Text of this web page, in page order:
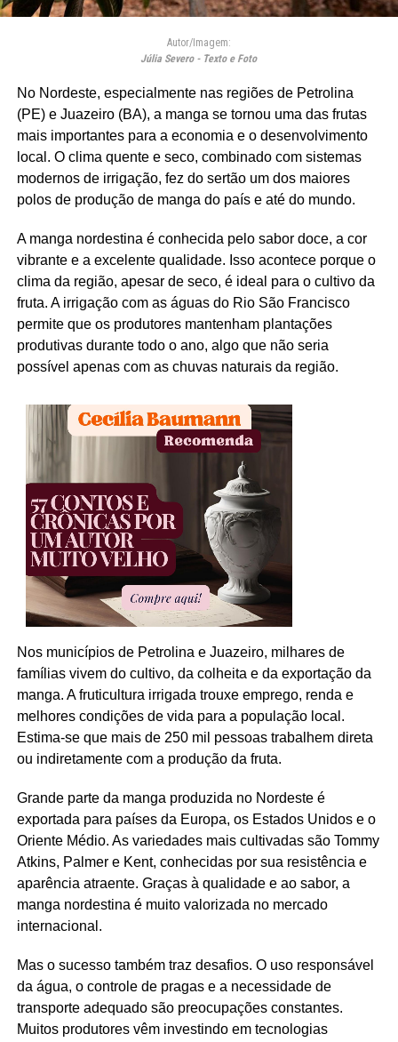
Autor/Imagem:
Júlia Severo - Texto e Foto
No Nordeste, especialmente nas regiões de Petrolina
(PE) e Juazeiro (BA), a manga se tornou uma das frutas
mais importantes para a economia e o desenvolvimento
local. O clima quente e seco, combinado com sistemas
modernos de irrigação, fez do sertão um dos maiores
polos de produção de manga do país e até do mundo.
A manga nordestina é conhecida pelo sabor doce, a cor
vibrante e a excelente qualidade. Isso acontece porque o
clima da região, apesar de seco, é ideal para o cultivo da
fruta. A irrigação com as águas do Rio São Francisco
permite que os produtores mantenham plantações
produtivas durante todo o ano, algo que não seria
possível apenas com as chuvas naturais da região.
Nos municípios de Petrolina e Juazeiro, milhares de
famílias vivem do cultivo, da colheita e da exportação da
manga. A fruticultura irrigada trouxe emprego, renda e
melhores condições de vida para a população local.
Estima-se que mais de 250 mil pessoas trabalhem direta
ou indiretamente com a produção da fruta.
Grande parte da manga produzida no Nordeste é
exportada para países da Europa, os Estados Unidos e o
Oriente Médio. As variedades mais cultivadas são Tommy
Atkins, Palmer e Kent, conhecidas por sua resistência e
aparência atraente. Graças à qualidade e ao sabor, a
manga nordestina é muito valorizada no mercado
internacional.
Mas o sucesso também traz desafios. O uso responsável
da água, o controle de pragas e a necessidade de
transporte adequado são preocupações constantes.
Muitos produtores vêm investindo em tecnologias